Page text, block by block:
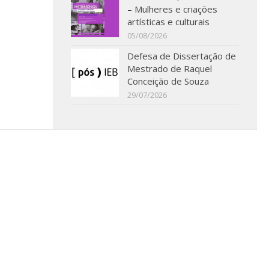
– Mulheres e criações
artísticas e culturais
05/08/2026
Defesa de Dissertação de
Mestrado de Raquel
Conceição de Souza
29/07/2026